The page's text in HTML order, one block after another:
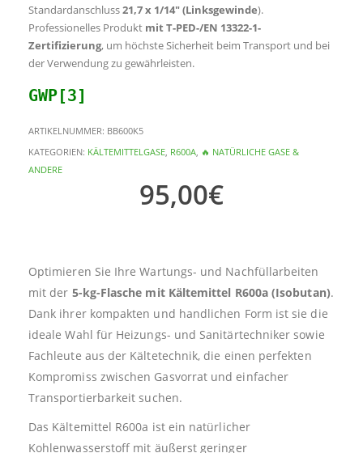
Standardanschluss21,7 x 1/14″ (Linksgewinde).
Professionelles Produkt mit T-PED-/EN 13322-1-
Zertifizierung, um höchste Sicherheit beim Transport und bei
der Verwendung zu gewährleisten.
GWP[3]
ARTIKELNUMMER: BB600K5
KATEGORIEN: KÄLTEMITTELGASE R600A 🔥 NATÜRLICHE GASE &
ANDERE
95,00€
Optimieren Sie Ihre Wartungs- und Nachfüllarbeiten
mit der 5-kg-Flasche mit Kältemittel R600a (Isobutan).
Dank ihrer kompakten und handlichen Form ist sie die
ideale Wahl für Heizungs- und Sanitärtechniker sowie
Fachleute aus der Kältetechnik, die einen perfekten
Kompromiss zwischen Gasvorrat und einfacher
Transportierbarkeit suchen.
Das Kältemittel R600a ist ein natürlicher
Kohlenwasserstoff mit äußerst geringer